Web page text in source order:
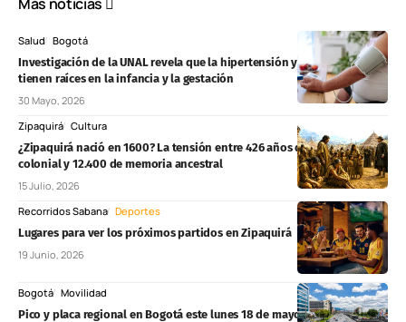
Salud Bogotá
Investigación de la UNAL revela que la hipertensión y la diabetes
tienen raíces en la infancia y la gestación
30 Mayo, 2026
Zipaquirá Cultura
¿Zipaquirá nació en 1600? La tensión entre 426 años de fundación
colonial y 12.400 de memoria ancestral
15 Julio, 2026
Recorridos Sabana Deportes
Lugares para ver los próximos partidos en Zipaquirá
19 Junio, 2026
Bogotá Movilidad
Pico y placa regional en Bogotá este lunes 18 de mayo: horarios, vías